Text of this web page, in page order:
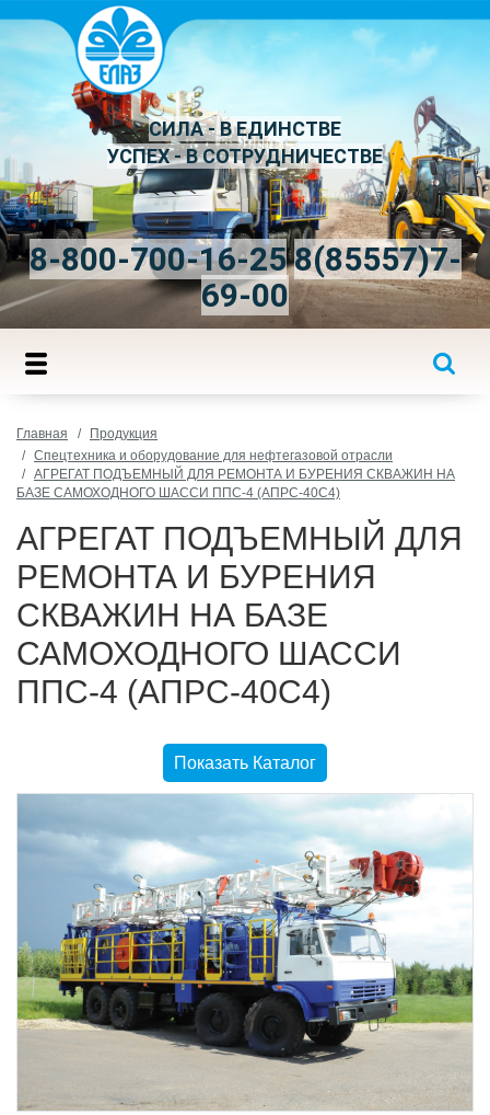
СИЛА - В ЕДИНСТВЕ
УСПЕХ - В СОТРУДНИЧЕСТВЕ
8-800-700-16-258(85557)7-
69-00
Главная
Продукция
Спецтехника и оборудование для нефтегазовой отрасли
АГРЕГАТ ПОДЪЕМНЫЙ ДЛЯ РЕМОНТА И БУРЕНИЯ СКВАЖИН НА
БАЗЕ САМОХОДНОГО ШАССИ ППС-4 (АПРС-40С4)
АГРЕГАТ ПОДЪЕМНЫЙ ДЛЯ
РЕМОНТА И БУРЕНИЯ
СКВАЖИН НА БАЗЕ
САМОХОДНОГО ШАССИ
ППС-4 (АПРС-40С4)
Показать Каталог